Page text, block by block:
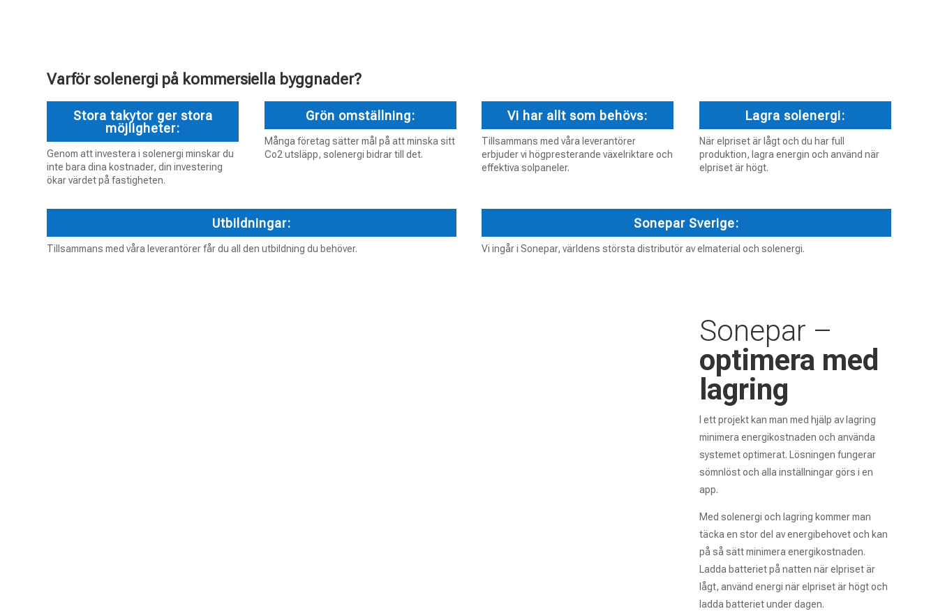
Varför solenergi på kommersiella byggnader?
Stora takytor ger stora
möjligheter:
Genom att investera i solenergi minskar du
inte bara dina kostnader, din investering
ökar värdet på fastigheten.
Grön omställning:
Många företag sätter mål på att minska sitt
Co2 utsläpp, solenergi bidrar till det.
Vi har allt som behövs:
Tillsammans med våra leverantörer
erbjuder vi högpresterande växelriktare och
effektiva solpaneler.
Lagra solenergi:
När elpriset är lågt och du har full
produktion, lagra energin och använd när
elpriset är högt.
Utbildningar:
Tillsammans med våra leverantörer får du all den utbildning du behöver.
Sonepar Sverige:
Vi ingår i Sonepar, världens största distributör av elmaterial och solenergi.
Sonepar –
optimera med
lagring
I ett projekt kan man med hjälp av lagring
minimera energikostnaden och använda
systemet optimerat. Lösningen fungerar
sömnlöst och alla inställningar görs i en
app.
Med solenergi och lagring kommer man
täcka en stor del av energibehovet och kan
på så sätt minimera energikostnaden.
Ladda batteriet på natten när elpriset är
lågt, använd energi när elpriset är högt och
ladda batteriet under dagen.